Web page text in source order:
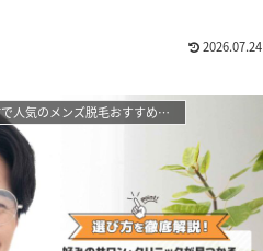
2026.07.24
【2026年最新】市区町村で人気のメンズ脱毛おすすめサロン・クリニック